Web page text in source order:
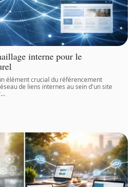
interne pour le
élément crucial du référencement
de liens internes au sein d'un site
…